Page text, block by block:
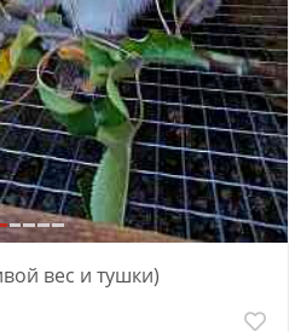
вес и тушки)